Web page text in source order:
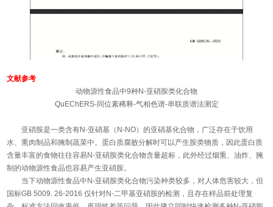
文献参考
动物源性食品中9种N-亚硝胺类化合物
QuEChERS-同位素稀释-气相色谱-串联质谱法测定
亚硝胺是一类含有N-亚硝基（N-NO）的亚硝基化合物，广泛存在于饮用
水、熏肉制品和腌制蔬菜中。蛋白质腐败分解时可以产生胺类物质，因此蛋白质
含量丰富的食物往往容易N-亚硝胺类化合物含量超标，此外经过烟熏、油炸、腌
制的动物源性食品也容易产生亚硝胺。
当下动物源性食品中N-亚硝胺类化合物污染种类较多，对人体危害较大，但
国标GB 5009. 26-2016 仅针对N-二甲基亚硝胺的检测，且存在样品前处理复